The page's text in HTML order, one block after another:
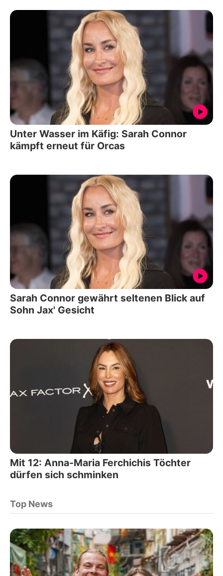
Unter Wasser im Käfig: Sarah Connor
kämpft erneut für Orcas
Sarah Connor gewährt seltenen Blick auf
Sohn Jax' Gesicht
Mit 12: Anna-Maria Ferchichis Töchter
dürfen sich schminken
Top News